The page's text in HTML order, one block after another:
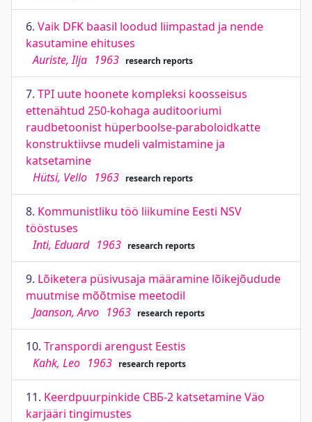
6. Vaik DFK baasil loodud liimpastad ja nende
kasutamine ehituses
Auriste, Ilja 1963 research reports
7. TPI uute hoonete kompleksi koosseisus
ettenähtud 250-kohaga auditooriumi
raudbetoonist hüperboolse-paraboloidkatte
konstruktiivse mudeli valmistamine ja
katsetamine
Hütsi, Vello 1963 research reports
8. Kommunistliku töö liikumine Eesti NSV
tööstuses
Inti, Eduard 1963 research reports
9. Lõiketera püsivusaja määramine lõikejõudude
muutmise mõõtmise meetodil
Jaanson, Arvo 1963 research reports
10. Transpordi arengust Eestis
Kahk, Leo 1963 research reports
11. Keerdpuurpinkide СВБ-2 katsetamine Väo
karjääri tingimustes